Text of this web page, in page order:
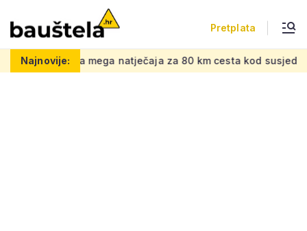
Pretplata
Najnovije:
natječaja za 80 km cesta kod susjeda, gradi se spoj na